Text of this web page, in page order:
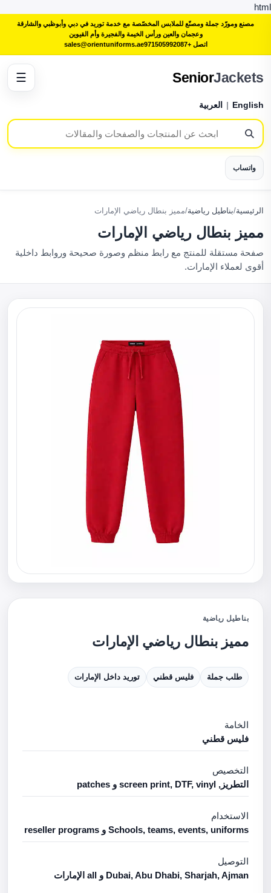
html
مصنع ومورّد جملة ومصنّع للملابس المخصّصة مع خدمة توريد في دبي وأبوظبي والشارقة
وعجمان والعين ورأس الخيمة والفجيرة وأم القيوين
اتصل +971505992087
sales@orientuniforms.ae
SeniorJackets
English
| العربية
واتساب
☰
الرئيسية/بناطيل رياضية/مميز بنطال رياضي الإمارات
مميز بنطال رياضي الإمارات
صفحة مستقلة للمنتج مع رابط منظم وصورة صحيحة وروابط داخلية
أقوى لعملاء الإمارات.
بناطيل رياضية
مميز بنطال رياضي الإمارات
طلب جملة فليس قطني توريد داخل الإمارات
الخامة
فليس قطني
التخصيص
التطريز, screen print, DTF, vinyl و patches
الاستخدام
Schools, teams, events, uniforms و reseller programs
التوصيل
Dubai, Abu Dhabi, Sharjah, Ajman و all الإمارات